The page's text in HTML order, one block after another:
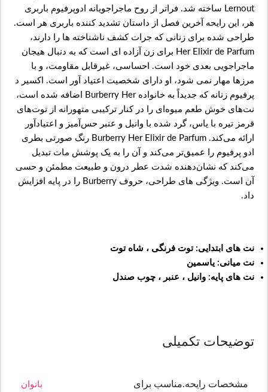
Lernout ساخته شد. فراتر از روح ماجراجویانه ادوپرفیوم باربری
هر، این رایحه آخرین فصل از داستان تشدید کننده باربری هر است.
طراحی شده برای زنانی که جرات کشف ناشناخته ها را دارند،
Her Elixir de Parfum برای زن آزاده ای است که به دنبال هیجان
ماجراجویی بعدی خود است. احساسی، غیرقابل مقاومت، و با
مرزها مهار نمی شود، او دارای شخصیت اعتیاد آور است. اکسیر د
پرفیوم زنانه که جدیداً به خانواده Burberry Her اضافه شده است،
نت‌های خوش طعم میوه‌ای را در کنار ترکیبی متهورانه از توت‌های
قرمز تیره با یاس، گرد شده با وانیل و عنبر حس‌آمیز و اعتیادآور
ارائه می‌کند. Burberry Her Elixir de Parfum رنگ صورتی بطری
ادو پرفیوم را عمیق‌تر می‌کند و آن را به یک پوشش مات تبدیل
می‌کند که نشان‌دهنده شدت عطر درون و طبیعت مطمئن و حسی
آن است. ویژگی های طراحی، حروف Burberry را در پایه افزایش
داد.
نت های ابتدایی: توت فرنگی ، شاه توت
نت میانی: یاسمین
نت های پایه: وانیل ، عنبر ، چوب صندل
توضیحات تکمیلی
مشخصات رایحه.مناسب برای بانوان